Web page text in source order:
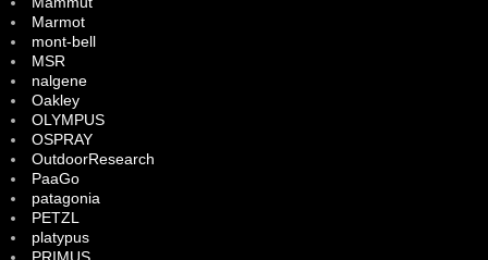
Marmot
mont-bell
MSR
nalgene
Oakley
OLYMPUS
OSPRAY
OutdoorResearch
PaaGo
patagonia
PETZL
platypus